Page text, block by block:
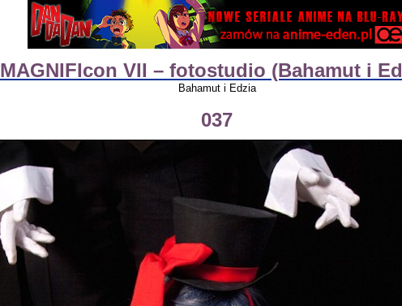
MAGNIFIcon VII – fotostudio (Bahamut i
Bahamut i Edzia
037